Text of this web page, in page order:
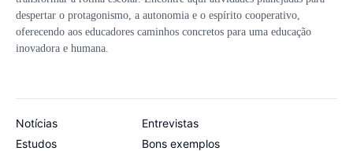
despertar o protagonismo, a autonomia e o espírito cooperativo,
oferecendo aos educadores caminhos concretos para uma educação
inovadora e humana.
Notícias
Entrevistas
Estudos
Bons exemplos